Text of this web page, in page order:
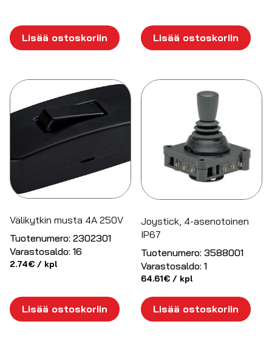
Lisää ostoskoriin Lisää ostoskoriin
Välikytkin musta 4A 250V
Tuotenumero: 2302301
Varastosaldo: 16
2.74€ / kpl
Lisää ostoskoriin
Joystick, 4-asenotoinen
IP67
Tuotenumero: 3588001
Varastosaldo: 1
64.61€ / kpl
Lisää ostoskoriin